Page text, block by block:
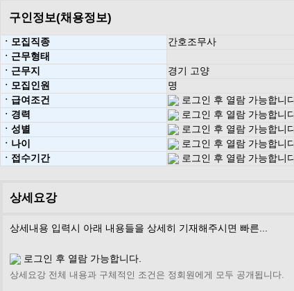
구인정보(채용정보)
ㆍ모집직종
간호조무사
ㆍ근무형태
ㆍ근무지
경기 고양
ㆍ모집인원
명
ㆍ급여조건
로그인 후 열람 가능합니
ㆍ경력
로그인 후 열람 가능합니
ㆍ성별
로그인 후 열람 가능합니
ㆍ나이
로그인 후 열람 가능합니
ㆍ접수기간
로그인 후 열람 가능합니
상세요강
상세내용 입력시 아래 내용들을 상세히 기재해주시면 빠른...
로그인 후 열람 가능합니다.
상세요강 전체 내용과 구체적인 조건은 정회원에게 모두 공개됩니다.